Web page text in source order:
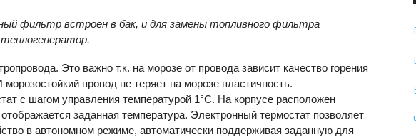
фильтр встроен в бак, и для замены топливного фильтра
Это важно т.к. на морозе от провода зависит качество горения
провод не теряет на морозе пластичность.
с шагом управления температурой 1°С. На корпусе расположен
заданная температура. Электронный термостат позволяет
в автономном режиме, автоматически поддерживая заданную для